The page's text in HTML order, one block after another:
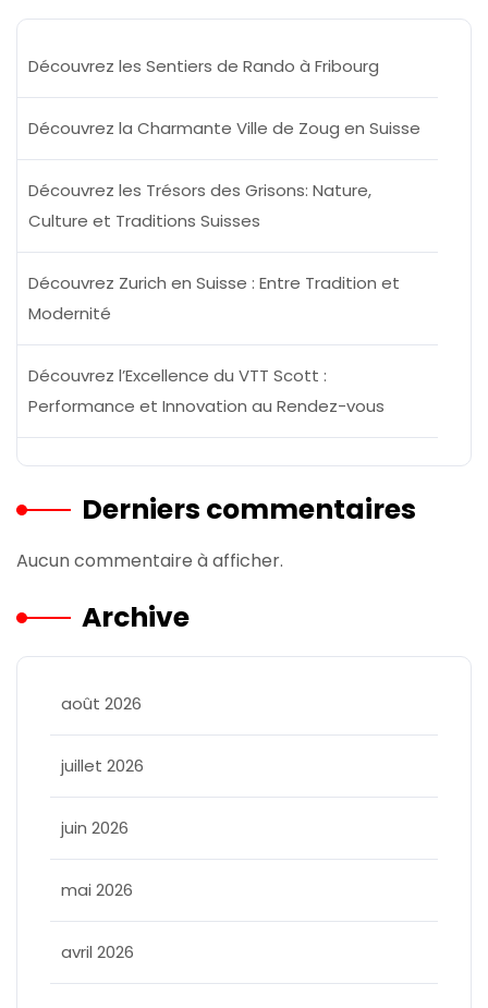
Découvrez les Sentiers de Rando à Fribourg
Découvrez la Charmante Ville de Zoug en Suisse
Découvrez les Trésors des Grisons: Nature,
Culture et Traditions Suisses
Découvrez Zurich en Suisse : Entre Tradition et
Modernité
Découvrez l’Excellence du VTT Scott :
Performance et Innovation au Rendez-vous
Derniers commentaires
Aucun commentaire à afficher.
Archive
août 2026
juillet 2026
juin 2026
mai 2026
avril 2026